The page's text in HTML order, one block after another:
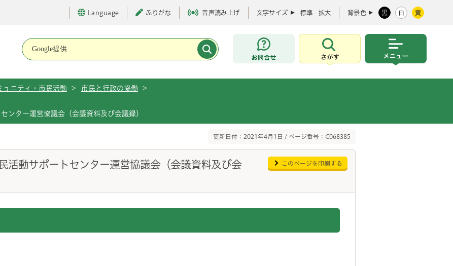
Language ふりがな 音声読み上げ 文字サイズ 標準 拡大 背景色 黒 白 黄
お問合せ
さがす
ュニティ・市民活動 > 市民と行政の協働
>
ンター運営協議会（会議資料及び会議録）
更新日付：2021年4月1日 / ページ番号：C068385
活動サポートセンター運営協議会（会議資料及び会
このページを印刷する